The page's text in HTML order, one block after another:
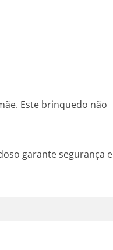
Este brinquedo não
garante segurança e